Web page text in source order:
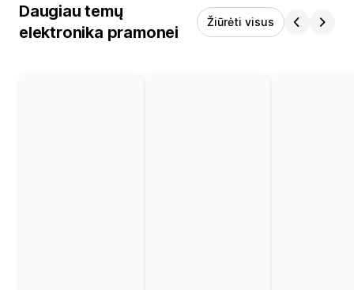
Daugiau temų
elektronika pramonei
Žiūrėti visus